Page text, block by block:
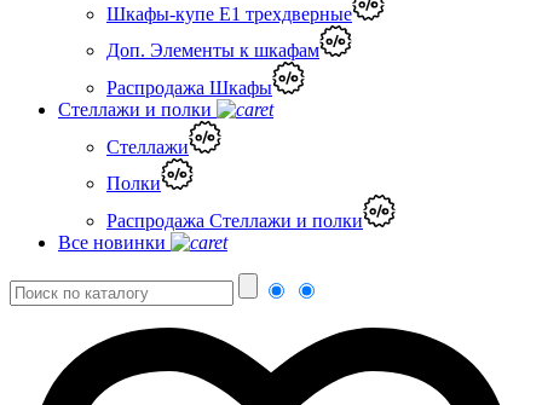
Шкафы-купе Е1 трехдверные
Доп. Элементы к шкафам
Распродажа Шкафы
Стеллажи и полки
Стеллажи
Полки
Распродажа Стеллажи и полки
Все новинки